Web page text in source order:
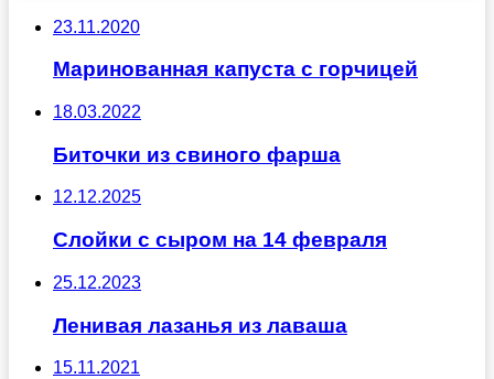
23.11.2020
Маринованная капуста с горчицей
18.03.2022
Биточки из свиного фарша
12.12.2025
Слойки с сыром на 14 февраля
25.12.2023
Ленивая лазанья из лаваша
15.11.2021